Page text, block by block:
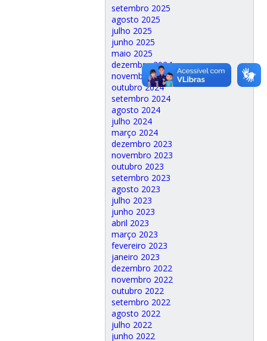
setembro 2025
agosto 2025
julho 2025
junho 2025
maio 2025
dezembro 2024
novembro 2024
outubro 2024
setembro 2024
agosto 2024
julho 2024
março 2024
dezembro 2023
novembro 2023
outubro 2023
setembro 2023
agosto 2023
julho 2023
junho 2023
abril 2023
março 2023
fevereiro 2023
janeiro 2023
dezembro 2022
novembro 2022
outubro 2022
setembro 2022
agosto 2022
julho 2022
junho 2022